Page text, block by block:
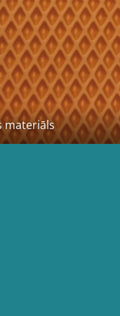
materiāls